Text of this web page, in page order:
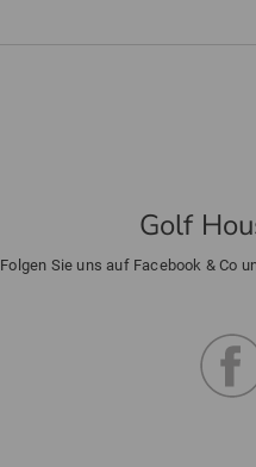
Golf
Folgen Sie uns auf Facebook & Co